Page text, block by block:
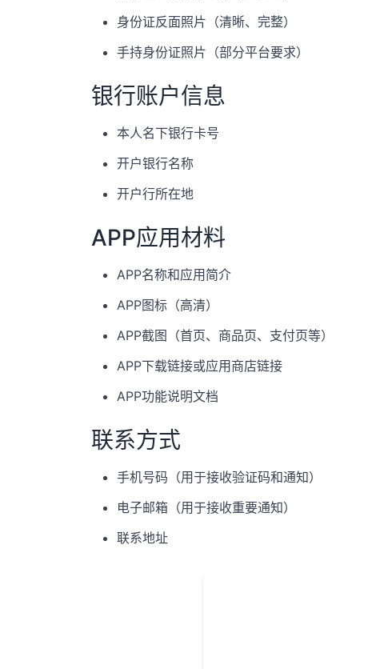
身份证反面照片（清晰、完整）
手持身份证照片（部分平台要求）
银行账户信息
本人名下银行卡号
开户银行名称
开户行所在地
APP应用材料
APP名称和应用简介
APP图标（高清）
APP截图（首页、商品页、支付页等）
APP下载链接或应用商店链接
APP功能说明文档
联系方式
手机号码（用于接收验证码和通知）
电子邮箱（用于接收重要通知）
联系地址